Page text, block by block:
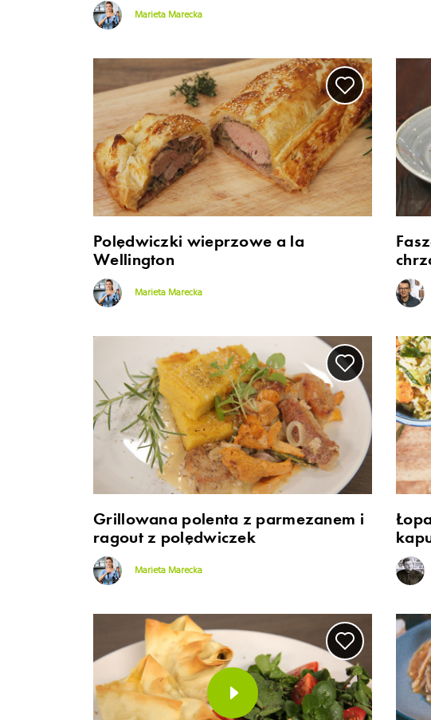
Marieta Marecka
Polędwiczki wieprzowe a la
Wellington
Marieta Marecka
Grillowana polenta z parmezanem i
ragout z polędwiczek
Marieta Marecka